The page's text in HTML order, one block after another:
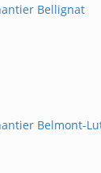
Bellignat
Belmont-